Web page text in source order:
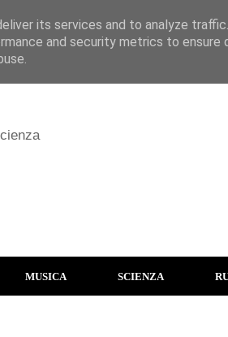
MUSICA SCIENZA
its services and to analyze
and security metrics to ensure